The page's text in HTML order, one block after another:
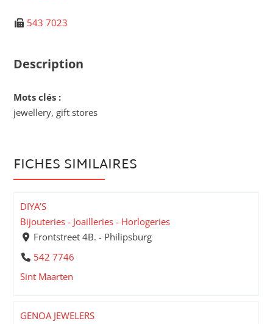
543 7023
Description
Mots clés :
jewellery, gift stores
FICHES SIMILAIRES
DIYA’S
Bijouteries - Joailleries - Horlogeries
Frontstreet 4B. - Philipsburg
542 7746
Sint Maarten
GENOA JEWELERS